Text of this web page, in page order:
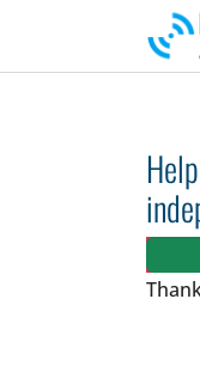
Skip to main
Skip to main content
Skip to page footer